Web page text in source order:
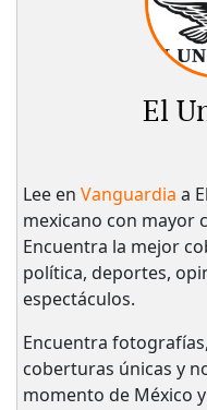
El
Lee en Vanguardia a
mexicano con mayor
Encuentra la mejor
política, deportes,
espectáculos.
Encuentra
coberturas únicas y
momento de México